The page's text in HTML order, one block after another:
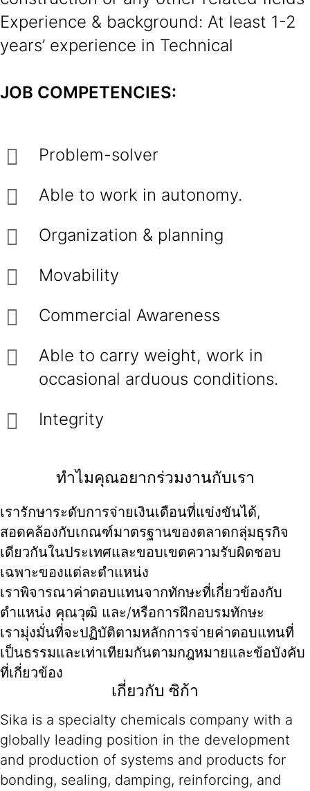
Experience & background: At least 1-2
years’ experience in Technical
JOB COMPETENCIES:
Problem-solver
Able to work in autonomy.
Organization & planning
Movability
Commercial Awareness
Able to carry weight, work in
occasional arduous conditions.
Integrity
ทำไมคุณอยากร่วมงานกับเรา
เรารักษาระดับการจ่ายเงินเดือนที่แข่งขันได้,
สอดคล้องกับเกณฑ์มาตรฐานของตลาดกลุ่มธุรกิจ
เดียวกันในประเทศและขอบเขตความรับผิดชอบ
เฉพาะของแต่ละตำแหน่ง
เราพิจารณาค่าตอบแทนจากทักษะที่เกี่ยวข้องกับ
ตำแหน่ง คุณวุฒิ และ/หรือการฝึกอบรมทักษะ
เรามุ่งมั่นที่จะปฏิบัติตามหลักการจ่ายค่าตอบแทนที่
เป็นธรรมและเท่าเทียมกันตามกฎหมายและข้อบังคับ
ที่เกี่ยวข้อง
เกี่ยวกับ ซิก้า
Sika is a specialty chemicals company with a
globally leading position in the development
and production of systems and products for
bonding, sealing, damping, reinforcing, and